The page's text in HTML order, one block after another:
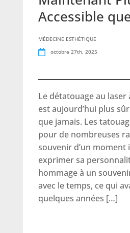
Accessible
MÉDECINE ESTHÉTIQUE
octobre 27th, 2025
Le détatouage au laser
est aujourd’hui plus
que jamais. Les
pour de nombreuses
souvenir d’un
exprimer sa
hommage à un
avec le temps, ce qui
quelques années […]